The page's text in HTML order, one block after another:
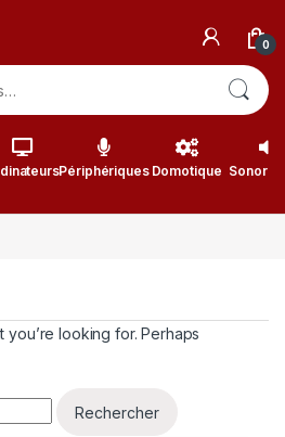
0
Périphériques Domotique
you’re looking for. Perhaps